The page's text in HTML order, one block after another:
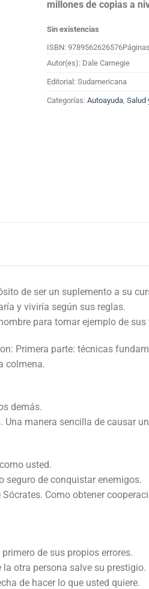
millones de copias a
Sin existencias
ISBN: 9789562626576
Autor(es): Dale Carnegie
Editorial: Sudamericana
Categorías: Autoayuda, Salud
de ser un suplemento a su
y viviría según sus reglas.
para tomar ejemplo de
Primera parte: técnicas
colmena.
demás.
Una manera sencilla de causar
usted.
seguro de conquistar enemigos.
Como obtener
de sus propios errores.
otra persona salve su prestigio.
de hacer lo que usted quiere.